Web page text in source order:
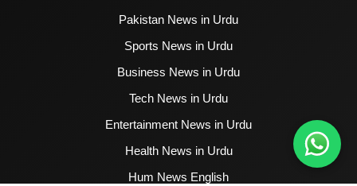
Pakistan News in Urdu
Sports News in Urdu
Business News in Urdu
Tech News in Urdu
Entertainment News in Urdu
Health News in Urdu
Hum News English